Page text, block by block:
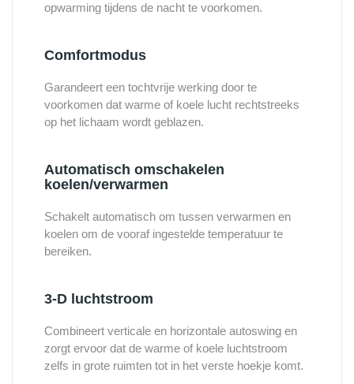
opwarming tijdens de nacht te voorkomen.
Comfortmodus
Garandeert een tochtvrije werking door te
voorkomen dat warme of koele lucht rechtstreeks
op het lichaam wordt geblazen.
Automatisch omschakelen
koelen/verwarmen
Schakelt automatisch om tussen verwarmen en
koelen om de vooraf ingestelde temperatuur te
bereiken.
3-D luchtstroom
Combineert verticale en horizontale autoswing en
zorgt ervoor dat de warme of koele luchtstroom
zelfs in grote ruimten tot in het verste hoekje komt.